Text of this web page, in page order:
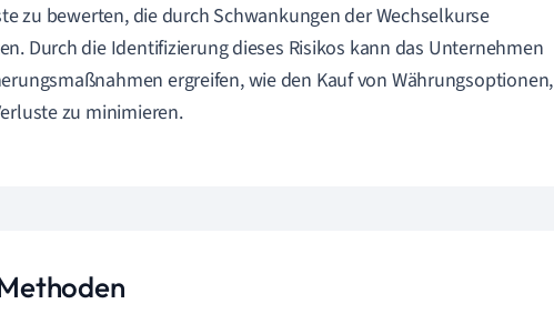
zu bewerten, die durch Schwankungen der Wechselkurse
Durch die Identifizierung dieses Risikos kann das Unternehmen
ergreifen, wie den Kauf von Währungsoptionen,
zu minimieren.